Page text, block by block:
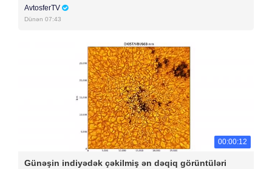
AvtosferTV
Dünən 07:43
00:00:12
Günəşin indiyədək çəkilmiş ən dəqiq görüntüləri